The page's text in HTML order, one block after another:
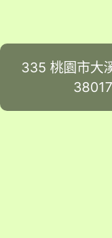
335 桃園市大